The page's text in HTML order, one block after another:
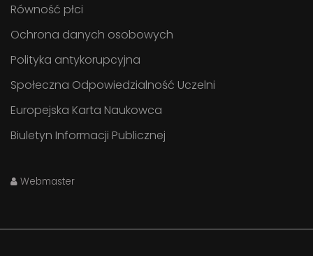
Równość płci
Ochrona danych osobowych
Polityka antykorupcyjna
Społeczna Odpowiedzialność Uczelni
Europejska Karta Naukowca
Biuletyn Informacji Publicznej
Webmaster